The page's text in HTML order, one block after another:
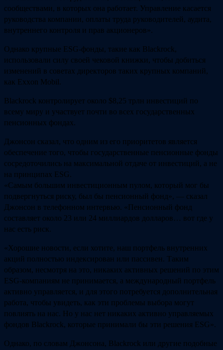
сообществами, в которых она работает. Управление касается
руководства компании, оплаты труда руководителей, аудита,
внутреннего контроля и прав акционеров».
Однако крупные ESG-фонды, такие как Blackrock,
использовали силу своей чековой книжки, чтобы добиться
изменений в советах директоров таких крупных компаний,
как Exxon Mobil.
Blackrock контролирует около $8,25 трлн инвестиций по
всему миру и участвует почти во всех государственных
пенсионных фондах.
Джонсон сказал, что одним из его приоритетов является
обеспечение того, чтобы государственные пенсионные фонды
сосредоточились на максимальной отдаче от инвестиций, а не
на принципах ESG.
«Самым большим инвестиционным пулом, который мог бы
подвергнуться риску, был бы пенсионный фонд», — сказал
Джонсон в телефонном интервью. «Пенсионный фонд
составляет около 23 или 24 миллиардов долларов… вот где у
нас есть риск.
«Хорошие новости, если хотите, наш портфель внутренних
акций полностью индексирован или пассивен. Таким
образом, несмотря на это, никаких активных решений по этим
ESG-компаниям не принимается, а международный портфель
активно управляется, и для этого потребуется дополнительная
работа, чтобы увидеть, как эти проблемы выбора могут
повлиять на нас. Но у нас нет никаких активно управляемых
фондов Blackrock, которые принимали бы эти решения ESG».
Однако, по словам Джонсона, Blackrock или другие подобные